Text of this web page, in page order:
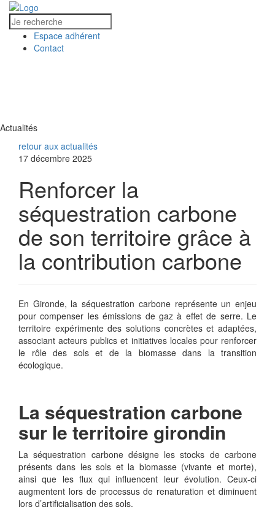
Espace adhérent
Contact
Actualités
retour aux actualités
17 décembre 2025
Renforcer la
séquestration carbone
de son territoire grâce à
la contribution carbone
En Gironde, la séquestration carbone représente un enjeu
pour compenser les émissions de gaz à effet de serre. Le
territoire expérimente des solutions concrètes et adaptées,
associant acteurs publics et initiatives locales pour renforcer
le rôle des sols et de la biomasse dans la transition
écologique.
La séquestration carbone
sur le territoire girondin
La séquestration carbone désigne les stocks de carbone
présents dans les sols et la biomasse (vivante et morte),
ainsi que les flux qui influencent leur évolution. Ceux-ci
augmentent lors de processus de renaturation et diminuent
lors d’artificialisation des sols.